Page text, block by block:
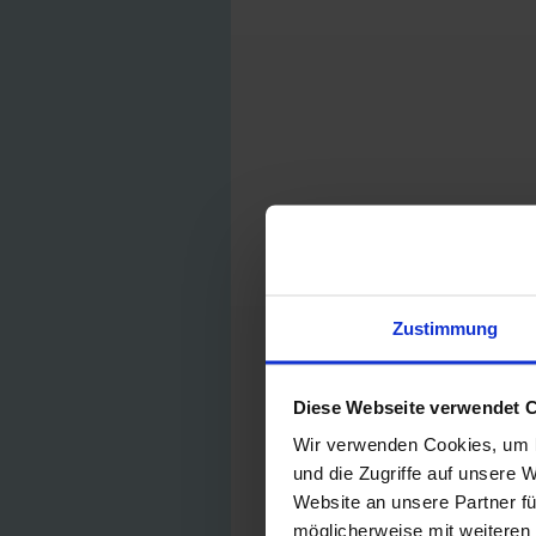
Zustimmung
Diese Webseite verwendet
Wir verwenden Cookies,
und die Zugriffe auf unsere
Website an unsere Partner
möglicherweise mit